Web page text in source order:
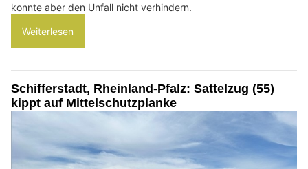
konnte aber den Unfall nicht verhindern.
Weiterlesen
Schifferstadt, Rheinland-Pfalz: Sattelzug (55)
kippt auf Mittelschutzplanke